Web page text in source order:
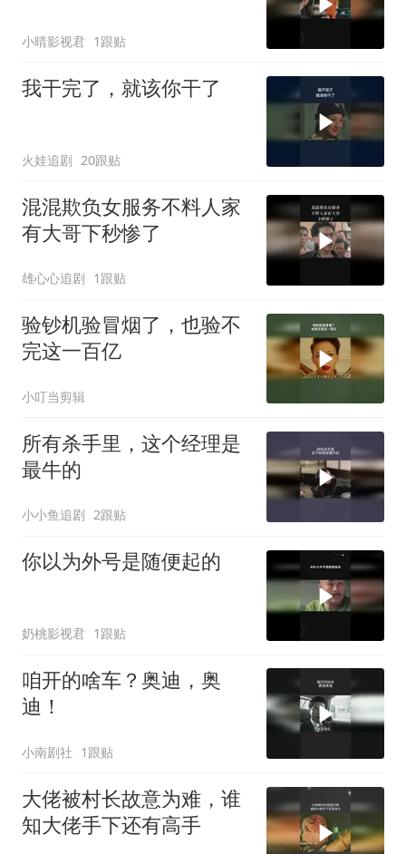
小晴影视君 1跟贴
我干完了，就该你干了
火娃追剧 20跟贴
混混欺负女服务不料人家
有大哥下秒惨了
雄心心追剧 1跟贴
验钞机验冒烟了，也验不
完这一百亿
小叮当剪辑
所有杀手里，这个经理是
最牛的
小小鱼追剧 2跟贴
你以为外号是随便起的
奶桃影视君 1跟贴
咱开的啥车？奥迪，奥
迪！
小南剧社 1跟贴
大佬被村长故意为难，谁
知大佬手下还有高手